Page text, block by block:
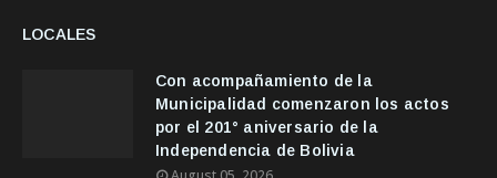
LOCALES
Con acompañamiento de la
Municipalidad comenzaron los actos
por el 201° aniversario de la
Independencia de Bolivia